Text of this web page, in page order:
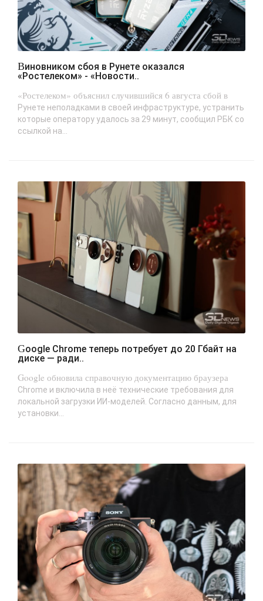
Виновником сбоя в Рунете оказался
«Ростелеком» - «Новости..
«Ростелеком» объяснил случившийся 6 августа сбой в
Рунете неполадками в своей инфраструктуре, устранить
которые оператору удалось за 29 минут, сообщил РБК со
ссылкой на...
Google Chrome теперь потребует до 20 Гбайт на
диске — ради..
Google обновила справочную документацию браузера
Chrome и включила в неё технические требования для
локальной загрузки ИИ-моделей. Согласно данным, для
установки...